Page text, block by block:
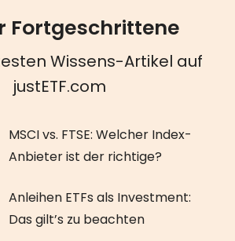
Fortgeschrittene
Wissens-Artikel auf
justETF.com
MSCI vs. FTSE: Welcher Index-
Anbieter ist der richtige?
Anleihen ETFs als Investment:
Das gilt’s zu beachten